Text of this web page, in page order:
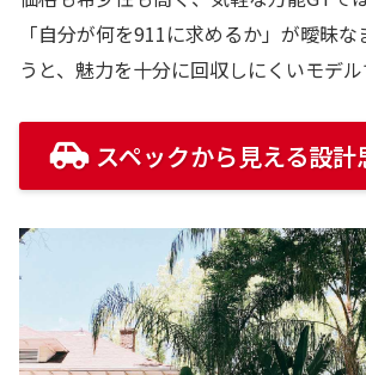
「自分が何を911に求めるか」が曖昧
うと、魅力を十分に回収しにくいモデル
スペックから見える設計